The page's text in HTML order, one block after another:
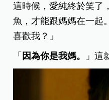
這時候，愛純終於笑了
魚，才能跟媽媽在一起
喜歡我？」
「 因為你是我媽。 」這